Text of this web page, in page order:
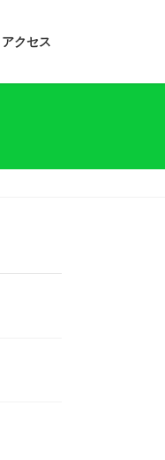
アクセス